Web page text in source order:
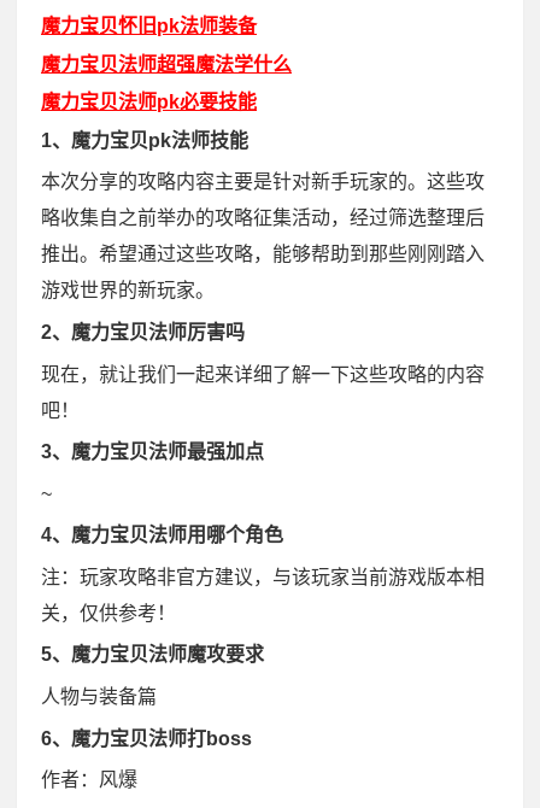
魔力宝贝怀旧pk法师装备
魔力宝贝法师超强魔法学什么
魔力宝贝法师pk必要技能
1、魔力宝贝pk法师技能
本次分享的攻略内容主要是针对新手玩家的。这些攻
略收集自之前举办的攻略征集活动，经过筛选整理后
推出。希望通过这些攻略，能够帮助到那些刚刚踏入
游戏世界的新玩家。
2、魔力宝贝法师厉害吗
现在，就让我们一起来详细了解一下这些攻略的内容
吧！
3、魔力宝贝法师最强加点
~
4、魔力宝贝法师用哪个角色
注：玩家攻略非官方建议，与该玩家当前游戏版本相
关，仅供参考！
5、魔力宝贝法师魔攻要求
人物与装备篇
6、魔力宝贝法师打boss
作者：风爆